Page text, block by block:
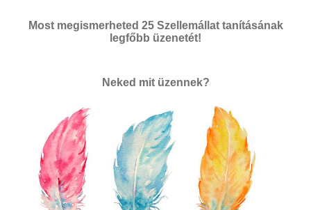
Most megismerheted 25 Szellemállat tanításának
legfőbb üzenetét!
Neked mit üzennek?